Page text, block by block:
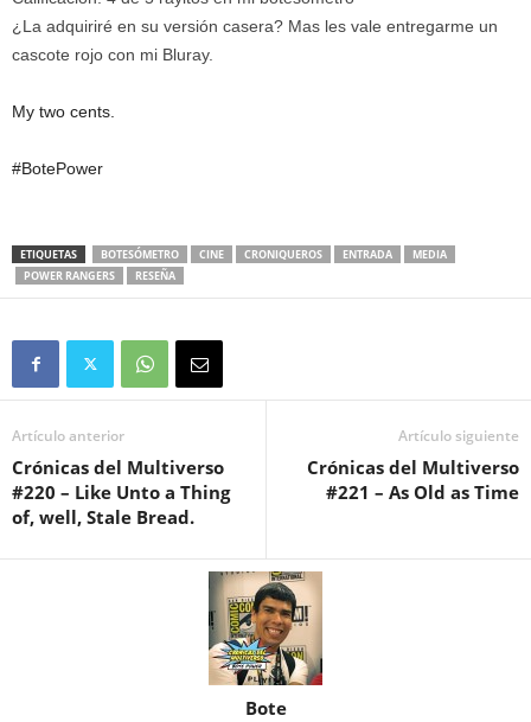
¿La adquiriré en su versión casera? Mas les vale entregarme un
cascote rojo con mi Bluray.
My two cents.
#BotePower
ETIQUETAS BOTESÓMETRO CINE CRONIQUEROS ENTRADA
MEDIA
POWER RANGERS
RESEÑA
Artículo anterior
Crónicas del Multiverso
#220 – Like Unto a Thing
of, well, Stale Bread.
Artículo siguiente
Crónicas del Multiverso
#221 – As Old as Time
Bote